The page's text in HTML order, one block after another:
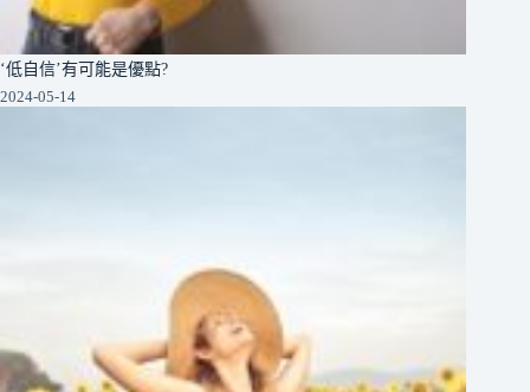
‘低自信’有可能是優點?
2024-05-14